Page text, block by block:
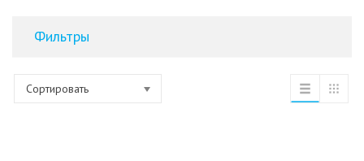
Фильтры
Сортировать